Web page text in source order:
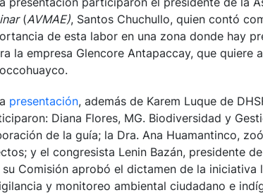
(AVMAE), Santos Chuchullo, quien contó
de esta labor en una zona donde hay
la empresa Glencore Antapaccay, que
presentación, además de Karem Luque de
Diana Flores, MG. Biodiversidad y
de la guía; la Dra. Ana Huamantinco,
y el congresista Lenin Bazán, presidente
su Comisión aprobó el dictamen de la
y monitoreo ambiental ciudadano e